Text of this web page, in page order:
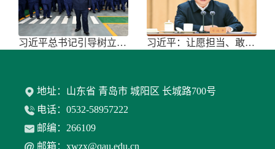
习近平总书记引导树立和践行正确政绩 习近平：让愿担当、敢担当、善担当蔚
地址：山东省 青岛市 城阳区 长城路700号
电话：0532-58957222
邮编：266109
邮箱：xwzx@qau.edu.cn